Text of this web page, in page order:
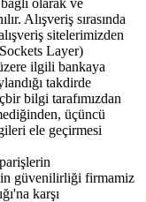
olarak ve
Alışveriş sırasında
sitelerimizden
Layer)
ilgili bankaya
takdirde
bilgi tarafımızdan
üçüncü
ele geçirmesi
güvenilirliği firmamiz
karşı